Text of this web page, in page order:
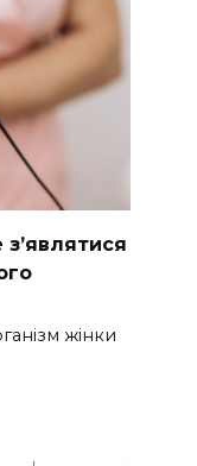
жінки